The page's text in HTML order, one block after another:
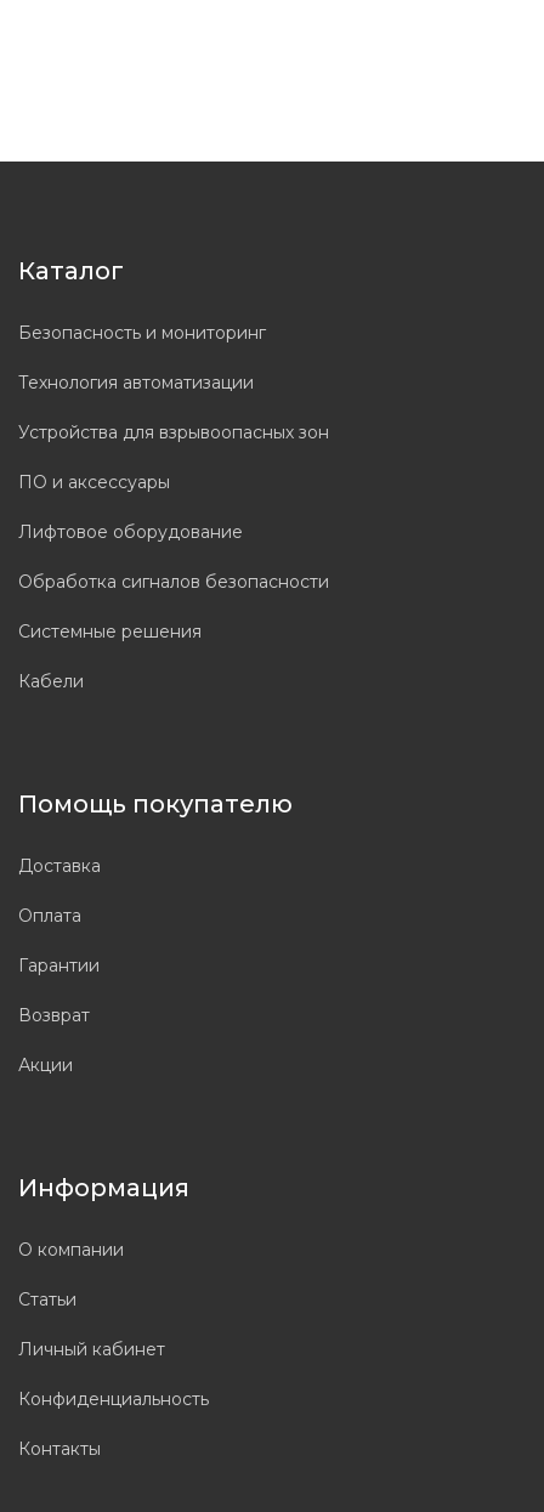
Каталог
Безопасность и мониторинг
Технология автоматизации
Устройства для взрывоопасных зон
ПО и аксессуары
Лифтовое оборудование
Обработка сигналов безопасности
Системные решения
Кабели
Помощь покупателю
Доставка
Оплата
Гарантии
Возврат
Акции
Информация
О компании
Статьи
Личный кабинет
Конфиденциальность
Контакты